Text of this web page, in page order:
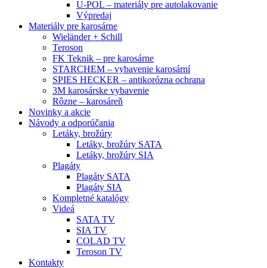
U-POL – materiály pre autolakovanie
Výpredaj
Materiály pre karosárne
Wieländer + Schill
Teroson
FK Teknik – pre karosárne
STARCHEM – vybavenie karosární
SPIES HECKER – antikorózna ochrana
3M karosárske vybavenie
Rôzne – karosáreň
Novinky a akcie
Návody a odporúčania
Letáky, brožúry
Letáky, brožúry SATA
Letáky, brožúry SIA
Plagáty
Plagáty SATA
Plagáty SIA
Kompletné katalógy
Videá
SATA TV
SIA TV
COLAD TV
Teroson TV
Kontakty